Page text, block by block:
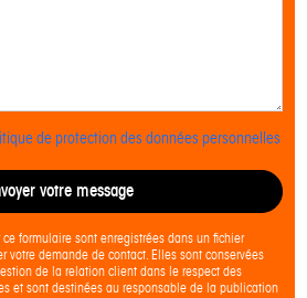
de protection des données personnelles
votre message
formulaire sont enregistrées dans un fichier
votre demande de contact. Elles sont conservées
de la relation client dans le respect des
et sont destinées au responsable de la publication